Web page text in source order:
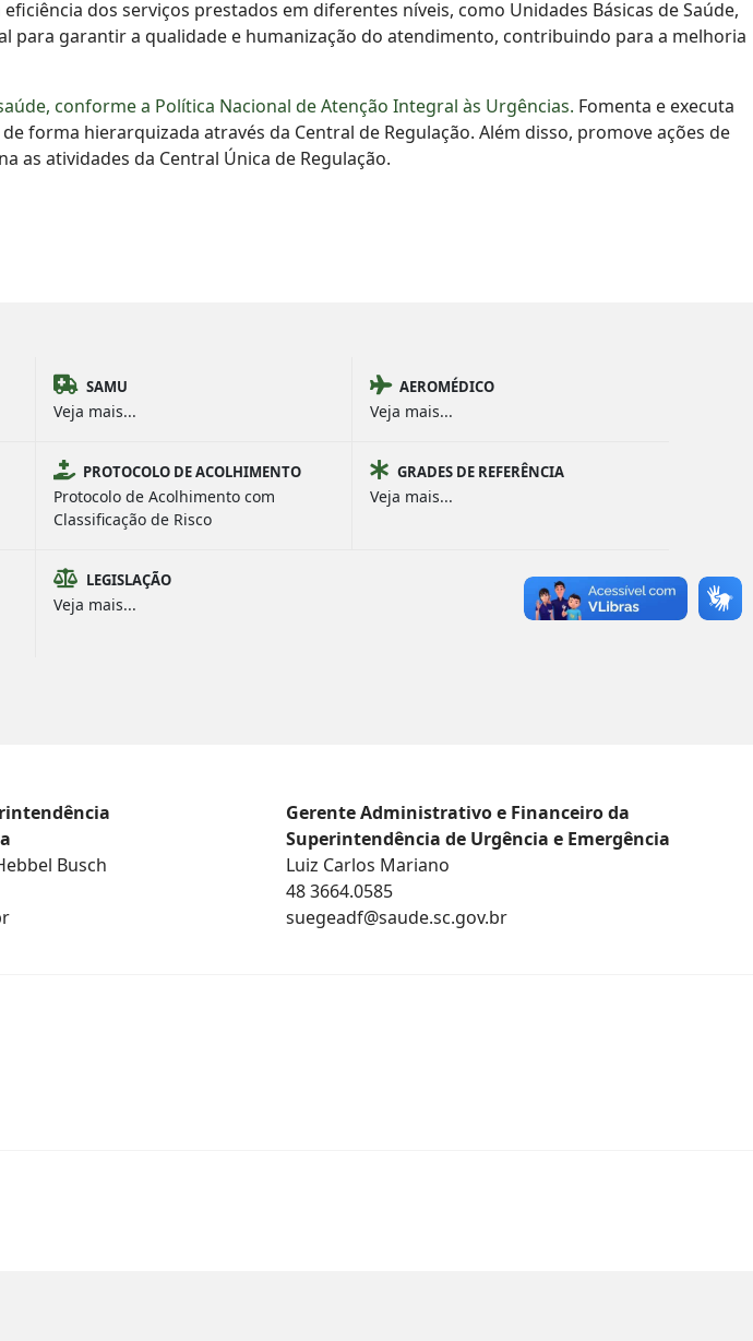
dos serviços prestados em diferentes níveis, como Unidades Básicas de Saúde,
para garantir a qualidade e humanização do atendimento, contribuindo para a melhoria
conforme a Política Nacional de Atenção Integral às Urgências. Fomenta e executa
forma hierarquizada através da Central de Regulação. Além disso, promove ações de
as atividades da Central Única de Regulação.
SAMU
Veja mais...
AEROMÉDICO
Veja mais...
PROTOCOLO DE ACOLHIMENTO
Protocolo de Acolhimento com
Classificação de Risco
GRADES DE REFERÊNCIA
Veja mais...
LEGISLAÇÃO
Veja mais...
Busch
Gerente Administrativo e Financeiro da
Superintendência de Urgência e Emergência
Luiz Carlos Mariano
48 3664.0585
suegeadf@saude.sc.gov.br